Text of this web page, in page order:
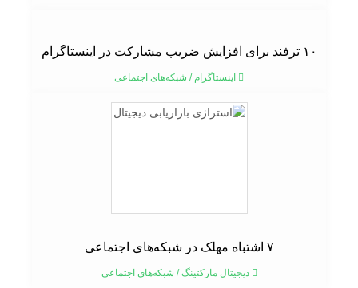
۱۰ ترفند برای افزایش ضریب مشارکت در اینستاگرام
اینستاگرام/شبکه‌های اجتماعی
دیجیتال مارکتینگ/شبکه‌های اجتماعی